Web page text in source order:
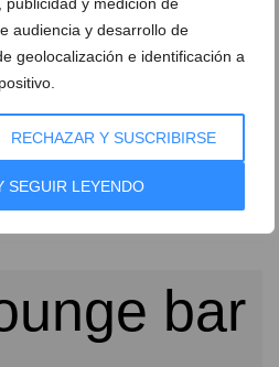
audiencia y desarrollo de
geolocalización e identificación a
RECHAZAR Y SUSCRIBIRSE
SEGUIR LEYENDO
que llega para conquistar a
en Dénia